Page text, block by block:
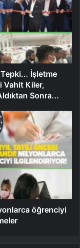
İşletme
Vahit Kiler,
Sonra...
öğrenciyi